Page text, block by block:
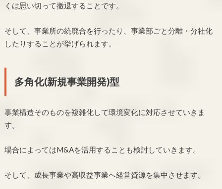
くは思い切って撤退することです。
そして、事業所の統廃合を行ったり、事業部ごと分離・分社化
したりすることが挙げられます。
多角化(新規事業開発)型
事業構造そのものを複雑化して環境変化に対応させていきま
す。
場合によってはM&Aを活用することも検討していきます。
そして、成長事業や高収益事業へ経営資源を集中させます。